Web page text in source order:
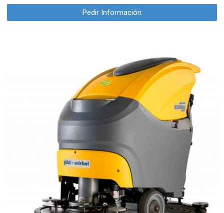
Pedir Información